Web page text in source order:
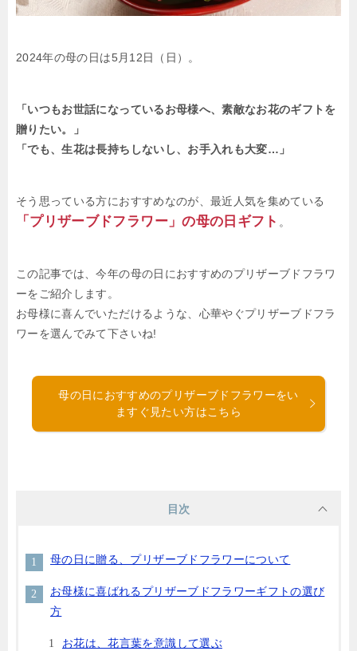
2024年の母の日は5月12日（日）。
「いつもお世話になっているお母様へ、素敵なお花のギフトを
贈りたい。」
「でも、生花は長持ちしないし、お手入れも大変…」
そう思っている方におすすめなのが、最近人気を集めている
「プリザーブドフラワー」の母の日ギフト 。
この記事では、今年の母の日におすすめのプリザーブドフラワ
ーをご紹介します。
お母様に喜んでいただけるような、心華やぐプリザーブドフラ
ワーを選んでみて下さいね!
母の日におすすめのプリザーブドフラワーをい
ますぐ見たい方はこちら
目次
母の日に贈る、プリザーブドフラワーについて
お母様に喜ばれるプリザーブドフラワーギフトの選び
方
お花は、花言葉を意識して選ぶ